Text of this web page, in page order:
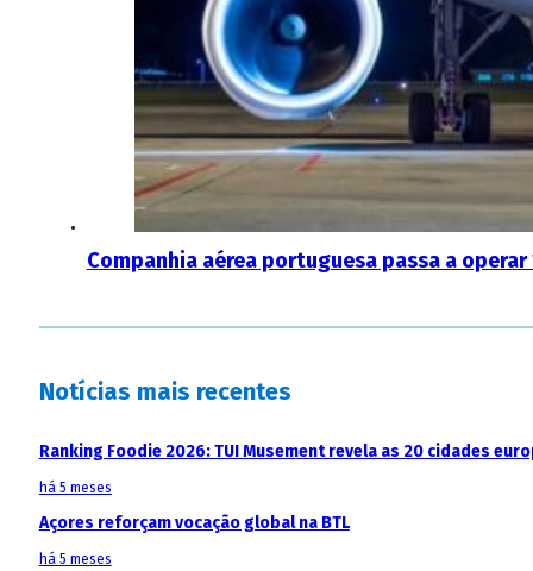
Companhia aérea portuguesa passa a
Notícias mais recentes
Ranking Foodie 2026: TUI Musement revela as 20 cidades
há 5 meses
Açores reforçam vocação global na BTL
há 5 meses